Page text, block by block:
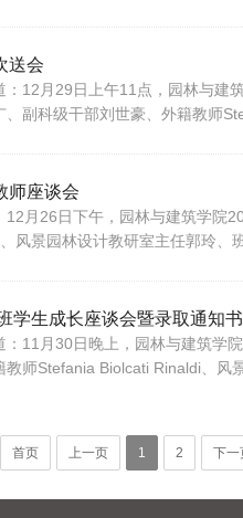
送会
：12月29日上午11点，园林与
副科级干部刘世豪、外籍教师
师座谈会
12月26日下午，园林与建筑学
风景园林设计教研室主任郭玲
学生成长座谈会暨录取通知
：11月30日晚上，园林与建筑
师Stefania Biolcati Rinaldi、
首页 上一页 1 2 下一